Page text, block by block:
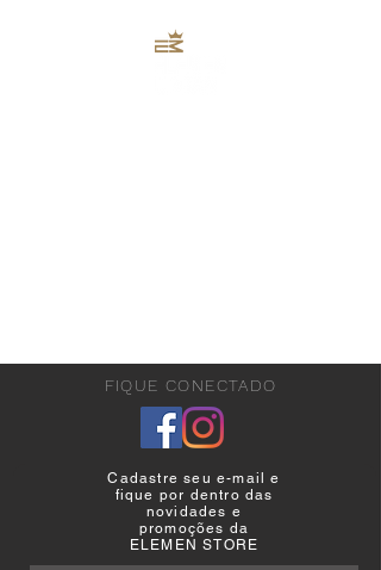
FIQUE CONECTADO
Cadastre seu e-mail e
fique por dentro das
novidades e
promoções da
ELEMEN STORE